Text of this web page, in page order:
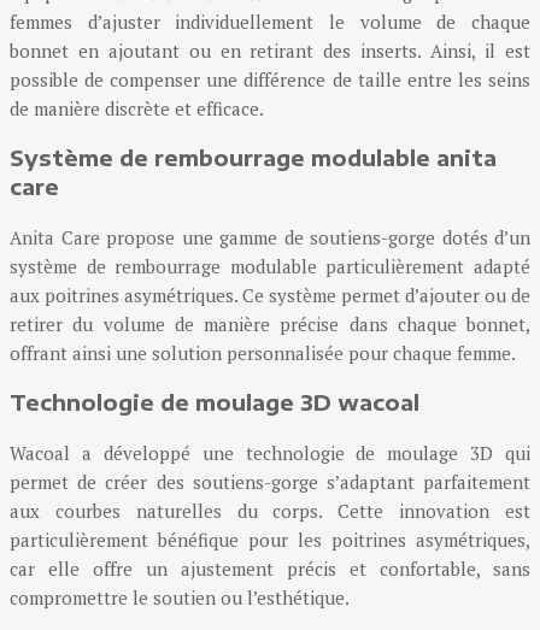
femmes d’ajuster individuellement le volume de chaque
bonnet en ajoutant ou en retirant des inserts. Ainsi, il est
possible de compenser une différence de taille entre les seins
de manière discrète et efficace.
Système de rembourrage modulable anita
care
Anita Care propose une gamme de soutiens-gorge dotés d’un
système de rembourrage modulable particulièrement adapté
aux poitrines asymétriques. Ce système permet d’ajouter ou de
retirer du volume de manière précise dans chaque bonnet,
offrant ainsi une solution personnalisée pour chaque femme.
Technologie de moulage 3D wacoal
Wacoal a développé une technologie de moulage 3D qui
permet de créer des soutiens-gorge s’adaptant parfaitement
aux courbes naturelles du corps. Cette innovation est
particulièrement bénéfique pour les poitrines asymétriques,
car elle offre un ajustement précis et confortable, sans
compromettre le soutien ou l’esthétique.